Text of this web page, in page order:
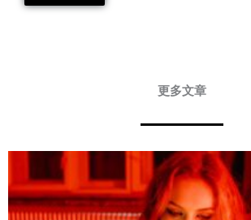
更多文章
PagePagePagePagePagePage
PagePage PagePagePagePagePage
PagePage PagePage